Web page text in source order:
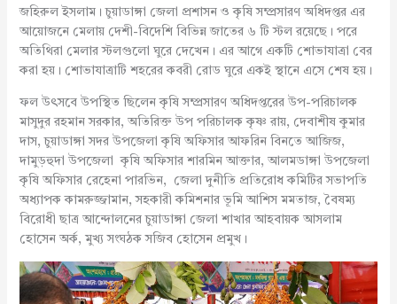
জহিরুল ইসলাম। চুয়াডাঙ্গা জেলা প্রশাসন ও কৃষি সম্প্রসারণ অধিদপ্তর এর
আয়োজনে মেলায় দেশী-বিদেশি বিভিন্ন জাতের ৬ টি স্টল রয়েছে। পরে
অতিথিরা মেলার স্টলগুলো ঘুরে দেখেন। এর আগে একটি শোভাযাত্রা বের
করা হয়। শোভাযাত্রাটি শহরের কবরী রোড ঘুরে একই স্থানে এসে শেষ হয়।
ফল উৎসবে উপস্থিত ছিলেন কৃষি সম্প্রসারণ অধিদপ্তরের উপ-পরিচালক
মাসুদুর রহমান সরকার, অতিরিক্ত উপ পরিচালক কৃষ্ণ রায়, দেবাশীষ কুমার
দাস, চুয়াডাঙ্গা সদর উপজেলা কৃষি অফিসার আফরিন বিনতে আজিজ,
দামুড়হুদা উপজেলা কৃষি অফিসার শারমিন আক্তার, আলমডাঙ্গা উপজেলা
কৃষি অফিসার রেহেনা পারভিন, জেলা দুনীতি প্রতিরোধ কমিটির সভাপতি
অধ্যাপক কামরুজ্জামান, সহকারী কমিশনার ভূমি আশিস মমতাজ, বৈষম্য
বিরোধী ছাত্র আন্দোলনের চুয়াডাঙ্গা জেলা শাখার আহবায়ক আসলাম
হোসেন অর্ক, মুখ্য সংঘঠক সজিব হোসেন প্রমুখ।